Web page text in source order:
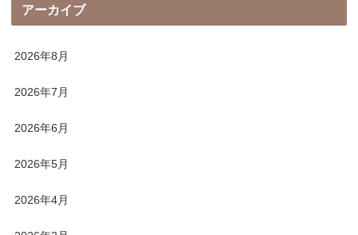
アーカイブ
2026年8月
2026年7月
2026年6月
2026年5月
2026年4月